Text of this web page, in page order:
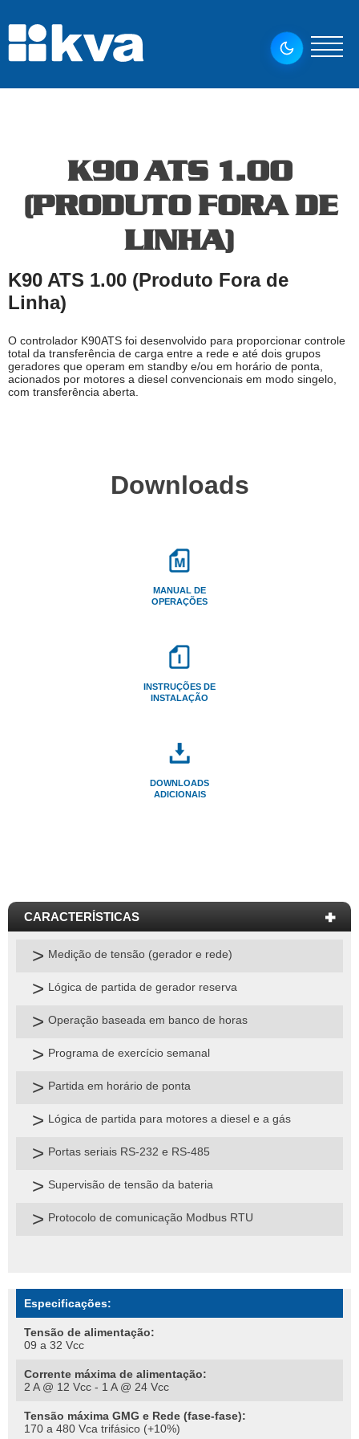
K90 ATS 1.00
(PRODUTO FORA DE
LINHA)
K90 ATS 1.00 (Produto Fora de
Linha)
O controlador K90ATS foi desenvolvido para proporcionar controle
total da transferência de carga entre a rede e até dois grupos
geradores que operam em standby e/ou em horário de ponta,
acionados por motores a diesel convencionais em modo singelo,
com transferência aberta.
Downloads
MANUAL DE
OPERAÇÕES
INSTRUÇÕES DE
INSTALAÇÃO
DOWNLOADS
ADICIONAIS
Medição de tensão (gerador e rede)
Lógica de partida de gerador reserva
Operação baseada em banco de horas
Programa de exercício semanal
Partida em horário de ponta
Lógica de partida para motores a diesel e a gás
Portas seriais RS-232 e RS-485
Supervisão de tensão da bateria
Protocolo de comunicação Modbus RTU
Especificações:
Tensão de alimentação:
09 a 32 Vcc
Corrente máxima de alimentação:
2 A @ 12 Vcc - 1 A @ 24 Vcc
Tensão máxima GMG e Rede (fase-fase):
170 a 480 Vca trifásico (+10%)